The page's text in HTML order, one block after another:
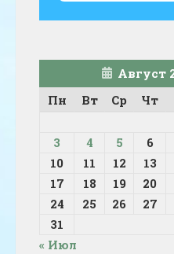
Август
Пн
Вт Ср Чт
3
4 5 6
10
11 12 13
17
18 19 20
24
25 26 27
31
« Июл